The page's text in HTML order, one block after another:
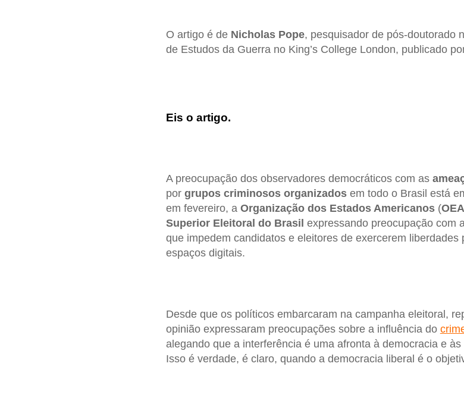
O artigo é de Nicholas Pope, pesquisador de pós-doutorado
de Estudos da Guerra no King’s College London, publicado
Eis o artigo.
A preocupação dos observadores democráticos com as
por grupos criminosos organizadosem todo o Brasil está
em fevereiro, a Organização dos Estados Americanos(OEA
Superior Eleitoral do Brasil expressando preocupação com
que impedem candidatos e eleitores de exercerem liberdades
espaços digitais.
Desde que os políticos embarcaram na campanha eleitoral,
opinião expressaram preocupações sobre a influência do
alegando que a interferência é uma afronta à democracia e
Isso é verdade, é claro, quando a democracia liberal é o